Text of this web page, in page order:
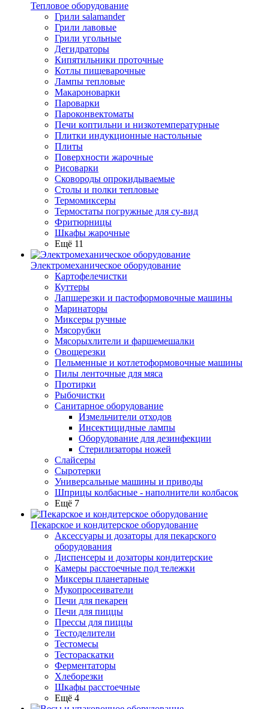
Тепловое оборудование
Грили salamander
Грили лавовые
Грили угольные
Дегидраторы
Кипятильники проточные
Котлы пищеварочные
Лампы тепловые
Макароноварки
Пароварки
Пароконвектоматы
Печи коптильни и низкотемпературные
Плитки индукционные настольные
Плиты
Поверхности жарочные
Рисоварки
Сковороды опрокидываемые
Столы и полки тепловые
Термомиксеры
Термостаты погружные для су-вид
Фритюрницы
Шкафы жарочные
Ещё 11
Электромеханическое оборудование
Картофелечистки
Куттеры
Лапшерезки и пастоформовочные машины
Маринаторы
Миксеры ручные
Мясорубки
Мясорыхлители и фаршемешалки
Овощерезки
Пельменные и котлетоформовочные машины
Пилы ленточные для мяса
Протирки
Рыбочистки
Санитарное оборудование
Измельчители отходов
Инсектицидные лампы
Оборудование для дезинфекции
Стерилизаторы ножей
Слайсеры
Сыротерки
Универсальные машины и приводы
Шприцы колбасные - наполнители колбасок
Ещё 7
Пекарское и кондитерское оборудование
Аксессуары и дозаторы для пекарского
оборудования
Диспенсеры и дозаторы кондитерские
Камеры расстоечные под тележки
Миксеры планетарные
Мукопросеиватели
Печи для пекарен
Печи для пиццы
Прессы для пиццы
Тестоделители
Тестомесы
Тестораскатки
Ферментаторы
Хлеборезки
Шкафы расстоечные
Ещё 4